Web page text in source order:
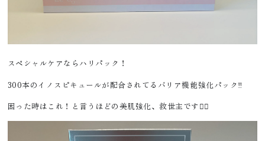
スペシャルケアならハリパック！
300本のイノスピキュールが配合されてるバリア機能強化パック‼️
困った時はこれ！と言うほどの美肌強化、救世主です🦸‍♀️